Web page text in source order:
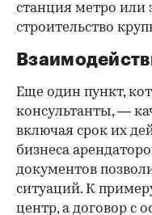
станция метро или
строительство
Еще один пункт,
консультанты, —
включая срок их
бизнеса
документов
ситуаций. К
центр, а договор с